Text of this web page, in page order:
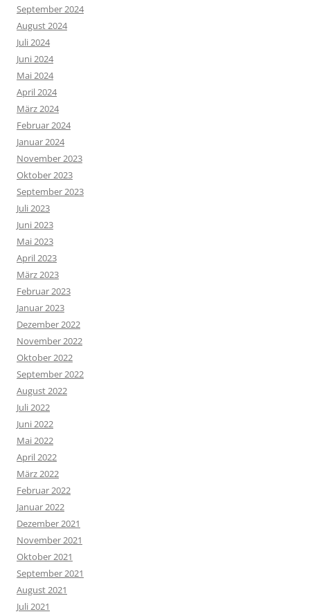
September 2024
August 2024
Juli 2024
Juni 2024
Mai 2024
April 2024
März 2024
Februar 2024
Januar 2024
November 2023
Oktober 2023
September 2023
Juli 2023
Juni 2023
Mai 2023
April 2023
März 2023
Februar 2023
Januar 2023
Dezember 2022
November 2022
Oktober 2022
September 2022
August 2022
Juli 2022
Juni 2022
Mai 2022
April 2022
März 2022
Februar 2022
Januar 2022
Dezember 2021
November 2021
Oktober 2021
September 2021
August 2021
Juli 2021